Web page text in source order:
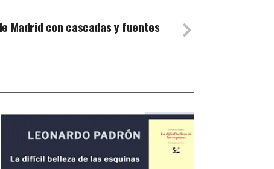
Madrid con cascadas y fuentes